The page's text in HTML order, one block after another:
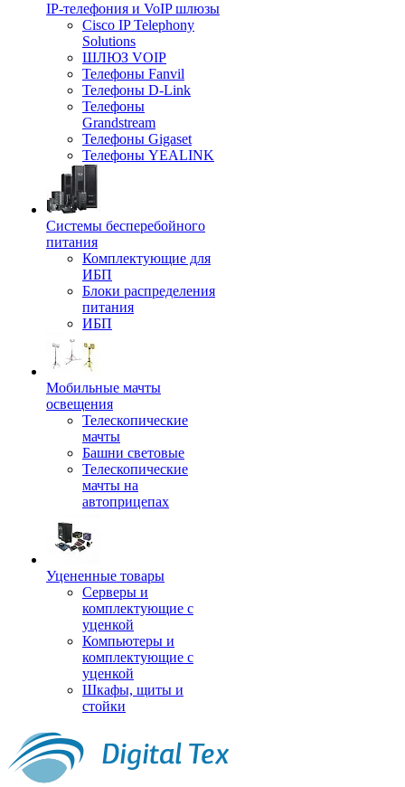
IP-телефония и VoIP шлюзы
Cisco IP Telephony
Solutions
ШЛЮЗ VOIP
Телефоны Fanvil
Телефоны D-Link
Телефоны
Grandstream
Телефоны Gigaset
Телефоны YEALINK
Системы бесперебойного
питания
Комплектующие для
ИБП
Блоки распределения
питания
ИБП
Мобильные мачты
освещения
Телескопические
мачты
Башни световые
Телескопические
мачты на
автоприцепах
Уцененные товары
Серверы и
комплектующие с
уценкой
Компьютеры и
комплектующие с
уценкой
Шкафы, щиты и
стойки